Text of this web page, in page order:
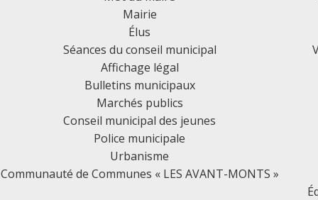
Mairie
Élus
Séances du conseil municipal
Affichage légal
Bulletins municipaux
Marchés publics
Conseil municipal des jeunes
Police municipale
Urbanisme
Communauté de Communes « LES AVANT-MONTS »